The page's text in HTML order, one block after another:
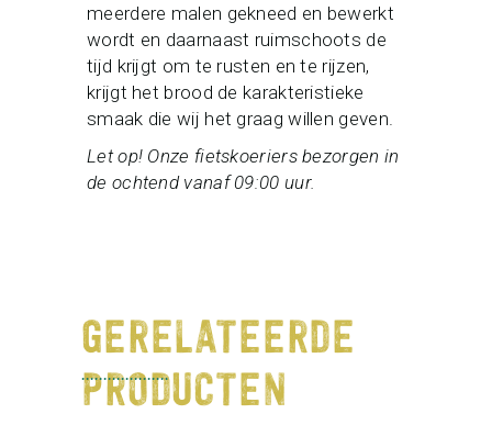
meerdere malen gekneed en bewerkt
wordt en daarnaast ruimschoots de
tijd krijgt om te rusten en te rijzen,
krijgt het brood de karakteristieke
smaak die wij het graag willen geven.
Let op! Onze fietskoeriers bezorgen in
de ochtend vanaf 09:00 uur.
GERELATEERDE
PRODUCTEN